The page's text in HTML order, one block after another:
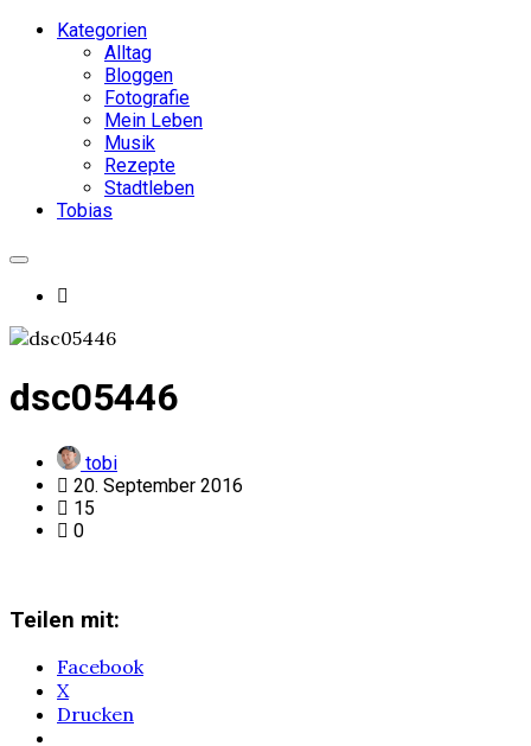
Kategorien
Alltag
Bloggen
Fotografie
Mein Leben
Musik
Rezepte
Stadtleben
Tobias
dsc05446
tobi
20. September 2016
15
0
Teilen mit:
Facebook
X
Drucken